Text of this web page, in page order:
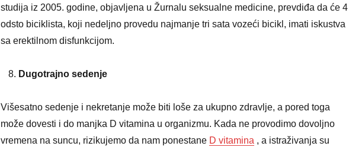
studija iz 2005. godine, objavljena u Žurnalu seksualne medicine, prevdiđa da će 4
odsto biciklista, koji nedeljno provedu najmanje tri sata vozeći bicikl, imati iskustva
sa erektilnom disfunkcijom.
Dugotrajno sedenje
Višesatno sedenje i nekretanje može biti loše za ukupno zdravlje, a pored toga
može dovesti i do manjka D vitamina u organizmu. Kada ne provodimo dovoljno
vremena na suncu, rizikujemo da nam ponestane D vitamina , a istraživanja su